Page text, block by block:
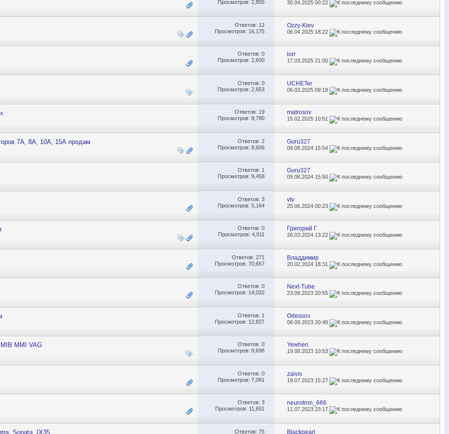
Просмотров: 2,855
30.04.202500:22
Ответов: 12
Просмотров: 16,175
Ozzy-Kiev
06.04.2025 18:22
Ответов: 0
Просмотров: 2,600
lorr
17.03.202521:00
Ответов: 0
Просмотров: 2,653
UCHETer
06.03.202509:18
Ответов: 19
Просмотров: 8,780
matrosov
15.02.2025 10:51
7А, 8А, 10А, 15А продам Ответов: 2
Просмотров: 8,606
Guru327
09.08.2024 15:54
Ответов: 1
Просмотров: 9,458
Guru327
09.08.2024 15:50
Ответов: 3
Просмотров: 5,164
vtv
25.06.202400:23
Ответов: 0
Просмотров: 4,011
Григорий Г
26.03.2024 13:22
Ответов: 271
Просмотров: 70,657
Владдимир
20.02.2024 18:31
Ответов: 0
Просмотров: 14,032
Next-Tube
23.09.202320:55
Ответов: 1
Просмотров: 12,827
Odessov
08.09.202320:49
MIB MMI VAG Ответов: 0
Просмотров: 9,698
Yewhen
19.08.2023 10:53
Ответов: 0
Просмотров: 7,081
zalvis
19.07.2023 15:27
Ответов: 3
Просмотров: 11,651
neurotron_666
11.07.202323:17
Sonata, IX35 Ответов: 75
Blackpearl